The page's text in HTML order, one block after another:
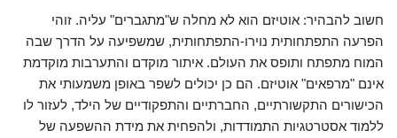
חשוב להבהיר: אוטיזם הוא לא מחלה ש"מתגברים" עליה. זוהי
הפרעה התפתחותית נוירו-התפתחותית, שמשפיעה על הדרך שבה
המוח מתפתח ותופס את העולם. איתור מוקדם והתערבות מוקדמת
אינם "מרפאים" אוטיזם. הם כן יכולים לשפר באופן משמעותי את
הכישורים התקשורתיים, החברתיים והתפקודיים של הילד, לעזור לו
ללמוד אסטרטגיות התמודדות, ולהפחית את מידת ההשפעה של